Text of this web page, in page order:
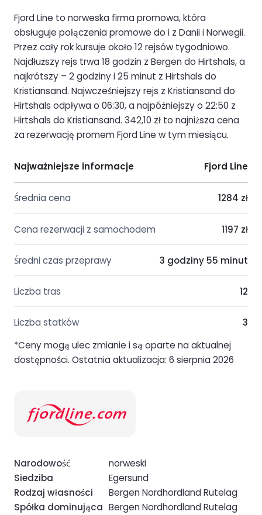
Fjord Line to norweska firma promowa, która
obsługuje połączenia promowe do i z Danii i Norwegii.
Przez cały rok kursuje około 12 rejsów tygodniowo.
Najdłuższy rejs trwa 18 godzin z Bergen do Hirtshals, a
najkrótszy – 2 godziny i 25 minut z Hirtshals do
Kristiansand. Najwcześniejszy rejs z Kristiansand do
Hirtshals odpływa o 06:30, a najpóźniejszy o 22:50 z
Hirtshals do Kristiansand. 342,10 zł to najniższa cena
za rezerwację promem Fjord Line w tym miesiącu.
Najważniejsze informacje Fjord Line
Średnia cena 1284 zł
Cena rezerwacji z samochodem 1197 zł
Średni czas przeprawy 3 godziny 55 minut
Liczba tras 12
Liczba statków
3
*Ceny mogą ulec zmianie i są oparte na aktualnej
dostępności. Ostatnia aktualizacja: 6 sierpnia 2026
Narodowość
norweski
Siedziba
Egersund
Rodzaj własności
Bergen Nordhordland Rutelag
Spółka dominująca Bergen Nordhordland Rutelag